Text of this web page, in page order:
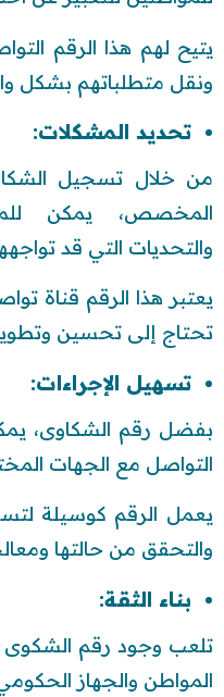
يتيح لهم هذا الرقم
ونقل متطلباتهم بشكل
تحديد المشكلات:
من خلال تسجيل
المخصص، يمكن
والتحديات التي قد
يعتبر هذا الرقم قناة
تحتاج إلى تحسين
تسهيل الإجراءات:
بفضل رقم الشكاوى،
التواصل مع الجهات
يعمل الرقم كوسيلة
والتحقق من حالتها
بناء الثقة:
تلعب وجود رقم الشكوى
المواطن والجهاز